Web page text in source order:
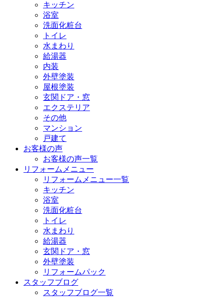
キッチン
浴室
洗面化粧台
トイレ
水まわり
給湯器
内装
外壁塗装
屋根塗装
玄関ドア・窓
エクステリア
その他
マンション
戸建て
お客様の声
お客様の声一覧
リフォームメニュー
リフォームメニュー一覧
キッチン
浴室
洗面化粧台
トイレ
水まわり
給湯器
玄関ドア・窓
外壁塗装
リフォームパック
スタッフブログ
スタッフブログ一覧